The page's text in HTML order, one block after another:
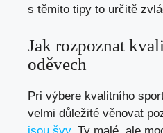
s těmito tipy to určitě
Jak rozpoznat
oděvech
Pri výbere kvalitního
velmi důležité věnovat
jsou švy. Ty malé, ale